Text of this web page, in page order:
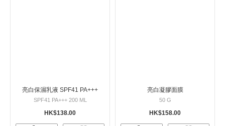
亮白保濕乳液 SPF41 PA+++
SPF41 PA+++ 200 ML
HK$138.00
亮白凝膠面膜
50 G
HK$158.00